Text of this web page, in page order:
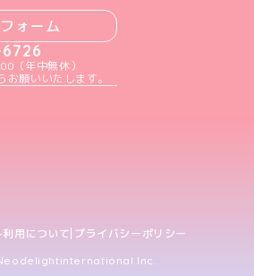
ォーム
（年中無休）
お願いいたします。
利用について プライバシーポリシー
Inc.